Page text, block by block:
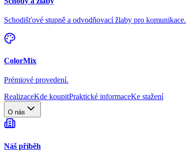
Schodišťové stupně a odvodňovací žlaby pro komunikace.
ColorMix
Prémiové provedení.
RealizaceKde koupitPraktické informaceKe stažení
O nás
Náš příběh